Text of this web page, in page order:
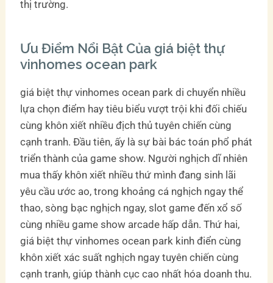
thị trường.
Ưu Điểm Nổi Bật Của giá biệt thự
vinhomes ocean park
giá biệt thự vinhomes ocean park di chuyển nhiều
lựa chọn điểm hay tiêu biểu vượt trội khi đối chiếu
cùng khôn xiết nhiều địch thủ tuyên chiến cùng
cạnh tranh. Đầu tiên, ấy là sự bài bác toán phổ phát
triển thành của game show. Người nghịch dĩ nhiên
mua thấy khôn xiết nhiều thứ mình đang sinh lãi
yêu cầu ước ao, trong khoảng cá nghịch ngay thể
thao, sòng bạc nghịch ngay, slot game đến xổ số
cùng nhiều game show arcade hấp dẫn. Thứ hai,
giá biệt thự vinhomes ocean park kinh điển cùng
khôn xiết xác suất nghịch ngay tuyên chiến cùng
cạnh tranh, giúp thành cục cao nhất hóa doanh thu.